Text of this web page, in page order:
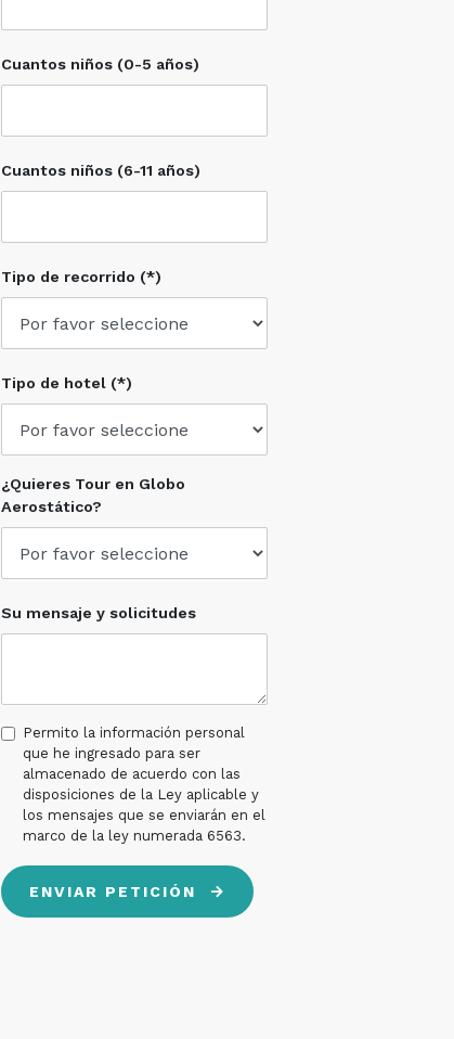
Cuantos niños (0-5 años)
Cuantos niños (6-11 años)
Tipo de recorrido (*)
Tipo de hotel (*)
¿Quieres Tour en Globo
Aerostático?
Su mensaje y solicitudes
Permito la información personal
que he ingresado para ser
almacenado de acuerdo con las
disposiciones de la Ley aplicable y
los mensajes que se enviarán en el
marco de la ley numerada 6563.
ENVIAR PETICIÓN